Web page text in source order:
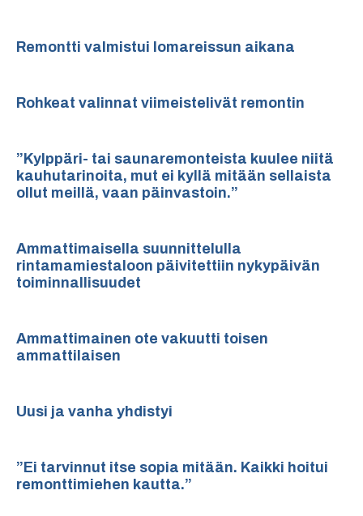
Remontti valmistui lomareissun aikana
Rohkeat valinnat viimeistelivät remontin
”Kylppäri- tai saunaremonteista kuulee niitä
kauhutarinoita, mut ei kyllä mitään sellaista
ollut meillä, vaan päinvastoin.”
Ammattimaisella suunnittelulla
rintamamiestaloon päivitettiin nykypäivän
toiminnallisuudet
Ammattimainen ote vakuutti toisen
ammattilaisen
Uusi ja vanha yhdistyi
”Ei tarvinnut itse sopia mitään. Kaikki hoitui
remonttimiehen kautta.”